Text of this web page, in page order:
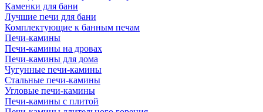
Каменки для бани
Лучшие печи для бани
Комплектующие к банным печам
Печи-камины
Печи-камины на дровах
Печи-камины для дома
Чугунные печи-камины
Стальные печи-камины
Угловые печи-камины
Печи-камины с плитой